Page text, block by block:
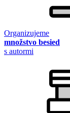
Organizujeme
množstvo besied
s autormi